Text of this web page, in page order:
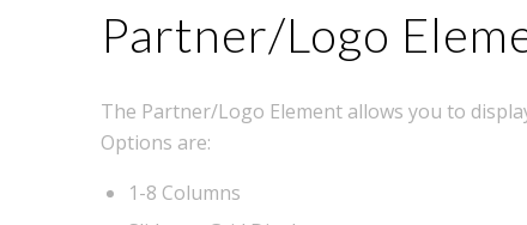
Partner/Logo
The Partner/Logo Element allows you to
Options are:
1-8 Columns